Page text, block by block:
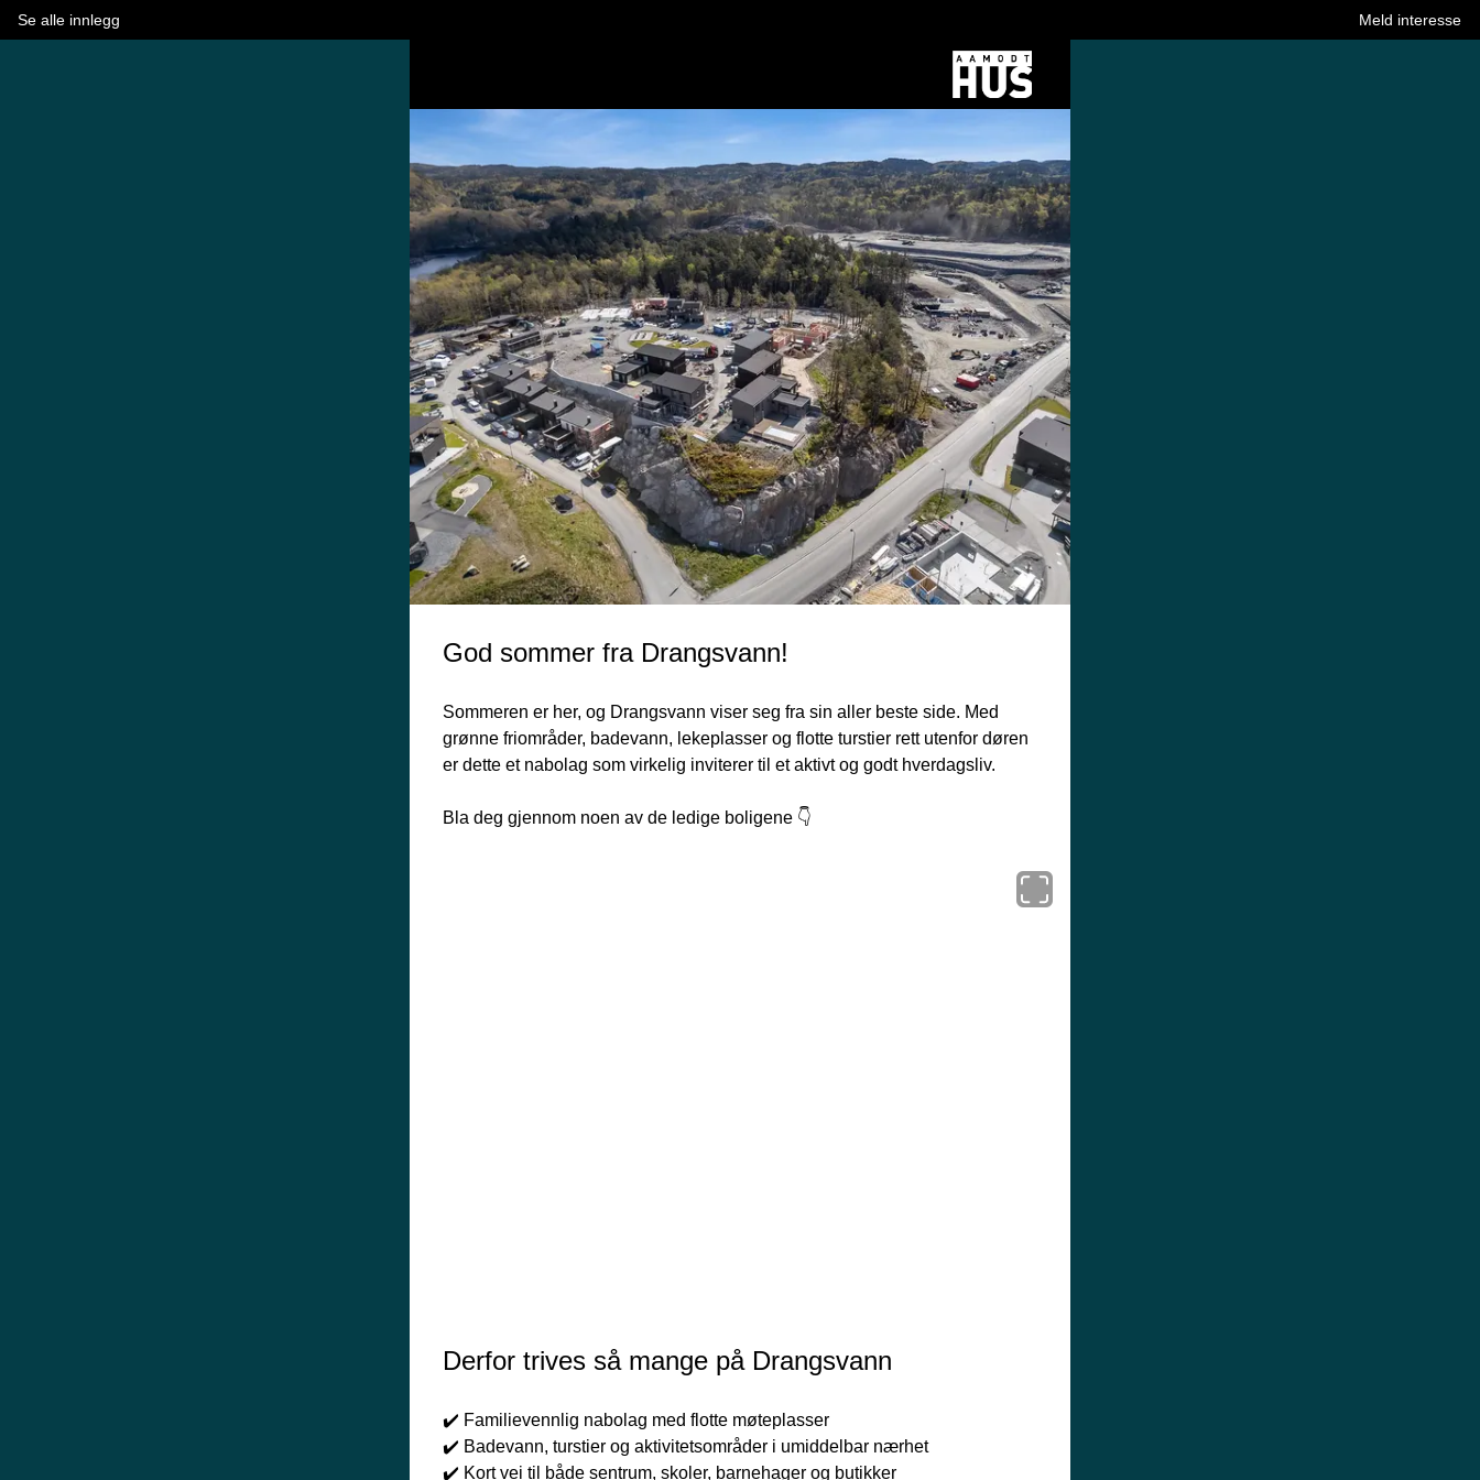
Se alle innlegg Meld interesse
God sommer fra Drangsvann!
Sommeren er her, og Drangsvann viser seg fra sin aller beste side. Med
grønne friområder, badevann, lekeplasser og flotte turstier rett utenfor døren
er dette et nabolag som virkelig inviterer til et aktivt og godt hverdagsliv.
Bla deg gjennom noen av de ledige boligene 👇
Åpne karusellen i en popup.
Derfor trives så mange på Drangsvann
✔️ Familievennlig nabolag med flotte møteplasser
✔️ Badevann, turstier og aktivitetsområder i umiddelbar nærhet
✔️ Kort vei til både sentrum, skoler, barnehager og butikker